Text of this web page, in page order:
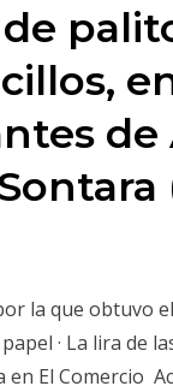
de
la que obtuvo
· La lira de
en El Comercio